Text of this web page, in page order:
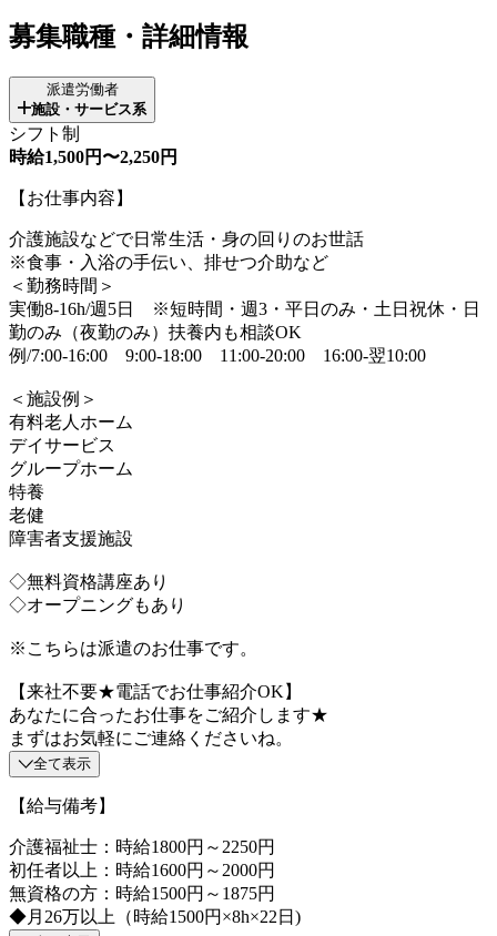
募集職種・詳細情報
派遣労働者
施設・サービス系
シフト制
時給1,500円〜2,250円
【お仕事内容】
介護施設などで日常生活・身の回りのお世話
※食事・入浴の手伝い、排せつ介助など
＜勤務時間＞
実働8-16h/週5日 ※短時間・週3・平日のみ・土日祝休・日
勤のみ（夜勤のみ）扶養内も相談OK
例/7:00-16:00 9:00-18:00 11:00-20:00 16:00-翌10:00
＜施設例＞
有料老人ホーム
デイサービス
グループホーム
特養
老健
障害者支援施設
◇無料資格講座あり
◇オープニングもあり
※こちらは派遣のお仕事です。
【来社不要★電話でお仕事紹介OK】
あなたに合ったお仕事をご紹介します★
まずはお気軽にご連絡くださいね。
全て表示
【給与備考】
介護福祉士：時給1800円～2250円
初任者以上：時給1600円～2000円
無資格の方：時給1500円～1875円
◆月26万以上（時給1500円×8h×22日)